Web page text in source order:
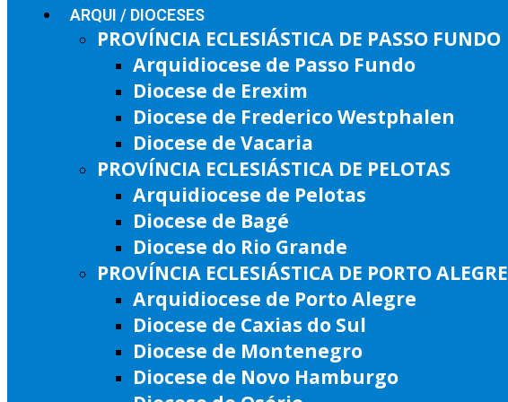
ARQUI / DIOCESES
PROVÍNCIA ECLESIÁSTICA DE PASSO FUNDO
Arquidiocese de Passo Fundo
Diocese de Erexim
Diocese de Frederico Westphalen
Diocese de Vacaria
PROVÍNCIA ECLESIÁSTICA DE PELOTAS
Arquidiocese de Pelotas
Diocese de Bagé
Diocese do Rio Grande
PROVÍNCIA ECLESIÁSTICA DE PORTO ALEGRE
Arquidiocese de Porto Alegre
Diocese de Caxias do Sul
Diocese de Montenegro
Diocese de Novo Hamburgo